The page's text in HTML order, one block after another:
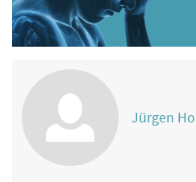
Jürgen